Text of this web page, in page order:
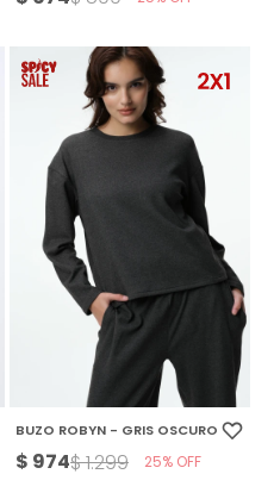
BUZO ROBYN - GRIS OSCURO
$ 974$1.299 25